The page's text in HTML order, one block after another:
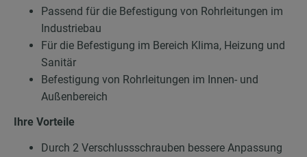
Passend für die Befestigung von Rohrleitungen im
Industriebau
Für die Befestigung im Bereich Klima, Heizung und
Sanitär
Befestigung von Rohrleitungen im Innen- und
Außenbereich
Ihre Vorteile
Durch 2 Verschlussschrauben bessere Anpassung